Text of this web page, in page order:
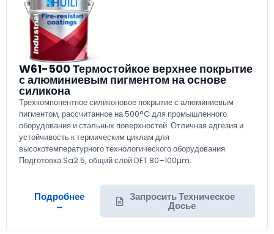
W61-500 Термостойкое верхнее покрытие
с алюминиевым пигментом на основе
силикона
Трехкомпонентное силиконовое покрытие с алюминиевым
пигментом, рассчитанное на 500°C для промышленного
оборудования и стальных поверхностей. Отличная адгезия и
устойчивость к термическим циклам для
высокотемпературного технологического оборудования.
Подготовка Sa2.5, общий слой DFT 80–100µm.
Подробнее
→
Запросить Техническое
Досье